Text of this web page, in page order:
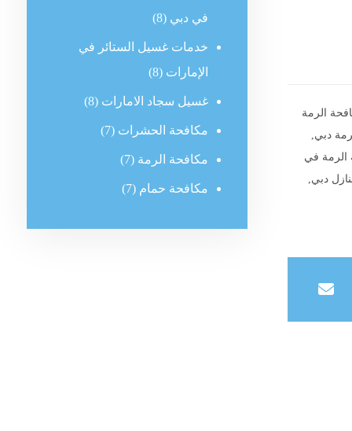
الرمة
دبي
الرمة في
دبي
في دبي (8)
خدمات غسيل الستائر في
الإمارات (8)
غسيل سجاد الامارات (8)
مكافحة الحشرات (7)
مكافحة الرمة (7)
مكافحة حمام (7)